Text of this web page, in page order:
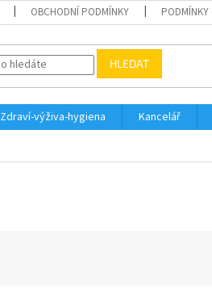
OBCHODNÍ PODMÍNKY PODMÍNKY
HLEDAT
Zdraví-výživa-hygiena Kancelář